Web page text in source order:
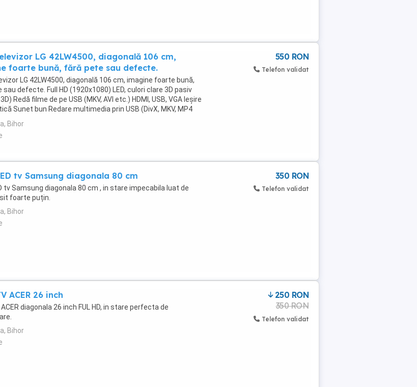
LG 42LW4500, diagonală 106 cm,
foarte bună, fără pete sau defecte.
LG 42LW4500, diagonală 106 cm, imagine foarte bună,
sau defecte. Full HD (1920x1080) LED, culori clare 3D pasiv
Redă filme de pe USB (MKV, AVI etc.) HDMI, USB, VGA Ieșire
Sunet bun Redare multimedia prin USB (DivX, MKV, MP4
funcționează ...
Bihor
550 RON
Telefon validat
tv Samsung diagonala 80 cm
tv Samsung diagonala 80 cm , in stare impecabila luat de
foarte puțin.
Bihor
350 RON
Telefon validat
ACER 26 inch
diagonala 26 inch FUL HD, in stare perfecta de
Bihor
250 RON
350 RON
Telefon validat